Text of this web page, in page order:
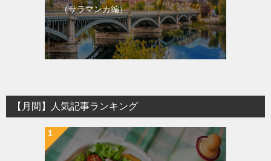
（サラマンカ編）
【月間】人気記事ランキング